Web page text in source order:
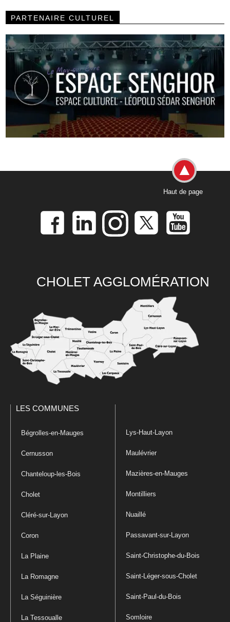
PARTENAIRE CULTUREL
Haut de page
CHOLET AGGLOMÉRATION
LES COMMUNES
Bégrolles-en-Mauges
Cernusson
Chanteloup-les-Bois
Cholet
Cléré-sur-Layon
Coron
La Plaine
La Romagne
La Séguinière
La Tessoualle
Lys-Haut-Layon
Maulévrier
Mazières-en-Mauges
Montilliers
Nuaillé
Passavant-sur-Layon
Saint-Christophe-du-Bois
Saint-Léger-sous-Cholet
Saint-Paul-du-Bois
Somloire